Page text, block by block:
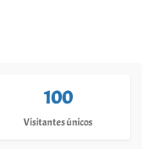
100
Visitantes únicos